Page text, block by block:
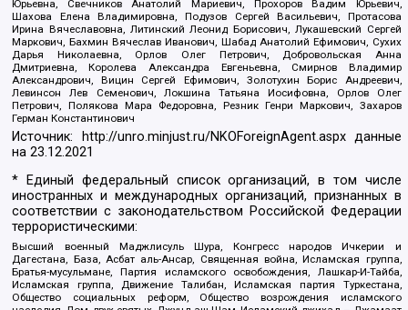
Юрьевна, Свечников Анатолий Мариевич, Прохоров Вадим Юрьевич,
Шахова Елена Владимировна, Подузов Сергей Васильевич, Протасова
Ирина Вячеславовна, Литинский Леонид Борисович, Лукашевский Сергей
Маркович, Бахмин Вячеслав Иванович, Шабад Анатолий Ефимович, Сухих
Дарья Николаевна, Орлов Олег Петрович, Добровольская Анна
Дмитриевна, Королева Александра Евгеньевна, Смирнов Владимир
Александрович, Вицин Сергей Ефимович, Золотухин Борис Андреевич,
Левинсон Лев Семенович, Локшина Татьяна Иосифовна, Орлов Олег
Петрович, Полякова Мара Федоровна, Резник Генри Маркович, Захаров
Герман Константинович
Источник: http://unro.minjust.ru/NKOForeignAgent.aspxданные
на23.12.2021
* Единый федеральный список организаций, в том числе
иностранных и международных организаций, признанных в
соответствии с законодательством Российской Федерации
террористическими:
Высший военный Маджлисуль Шура, Конгресс народов Ичкерии и
Дагестана, База, Асбат аль-Ансар, Священная война, Исламская группа,
Братья-мусульмане, Партия исламского освобождения, Лашкар-И-Тайба,
Исламская группа, Движение Талибан, Исламская партия Туркестана,
Общество социальных реформ, Общество возрождения исламского